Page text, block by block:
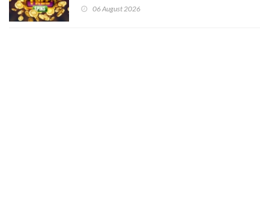
06 August 2026